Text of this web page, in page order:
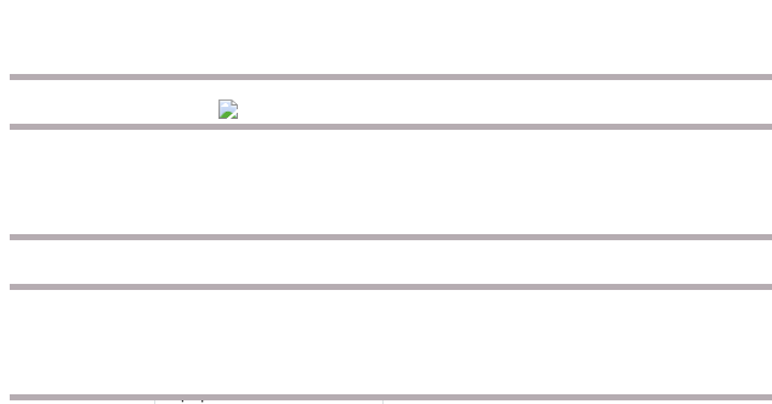
는 서퍼들의 느낌과 의견를 듣고
즐거움을 대화하는 것에 목표를 두고 있습니다.
을 추구하고 있으며 고객으로부터의불만, 불안, 의
카톡ID: wetsuit4067